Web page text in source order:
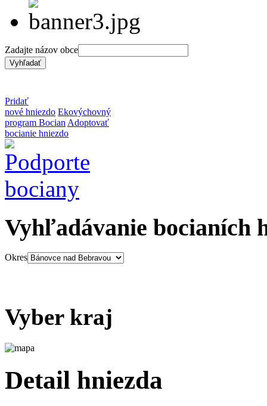
Zadajte názov obce
Pridať
nové hniezdo Ekovýchovný
program Bocian Adoptovať
bocianie hniezdo
Vyhľadávanie bocianích
Okres
Vyber kraj
Detail hniezda